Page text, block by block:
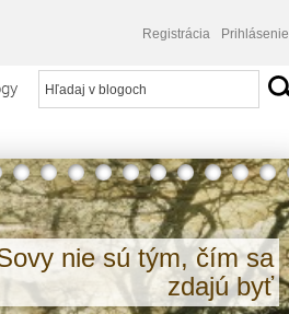
Registrácia Prihlásenie
nie sú tým, čím sa
zdajú byť